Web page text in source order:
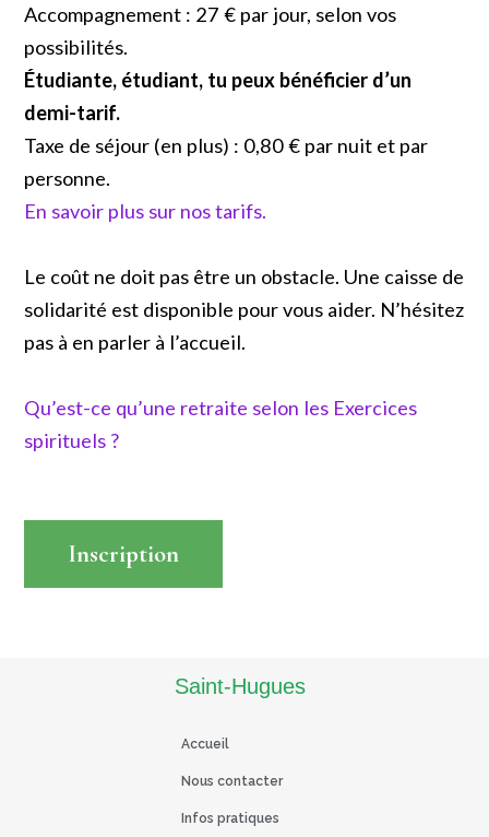
Accompagnement : 27 € par jour, selon vos
possibilités.
Étudiante, étudiant, tu peux bénéficier d’un
demi-tarif.
Taxe de séjour (en plus) : 0,80 € par nuit et par
personne.
En savoir plus sur nos tarifs.
Le coût ne doit pas être un obstacle. Une caisse de
solidarité est disponible pour vous aider. N’hésitez
pas à en parler à l’accueil.
Qu’est-ce qu’une retraite selon les Exercices
spirituels ?
Inscription
Saint-Hugues
Accueil
Nous contacter
Infos pratiques